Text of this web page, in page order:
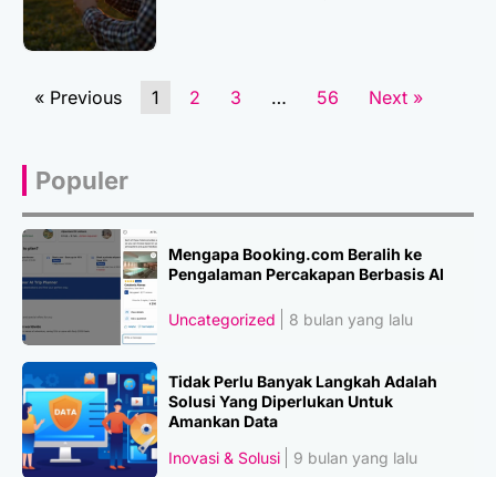
« Previous 1 2 3 … 56 Next »
Populer
Mengapa Booking.com Beralih ke
Pengalaman Percakapan Berbasis AI
Uncategorized 8 bulan yang lalu
Tidak Perlu Banyak Langkah Adalah
Solusi Yang Diperlukan Untuk
Amankan Data
Inovasi & Solusi
9 bulan yang lalu